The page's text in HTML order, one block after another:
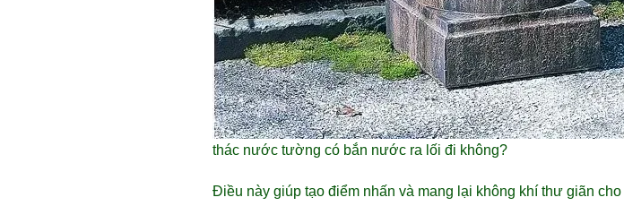
thác nước tường có bắn nước ra lối đi không?
Điều này giúp tạo điểm nhấn và mang lại không khí thư giãn cho